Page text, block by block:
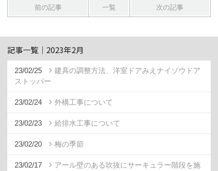
前の記事 一覧 次の記事
記事一覧｜2023年2月
23/02/25
建具の調整方法、洋室ドアみえナイゾウドア
ストッパー
23/02/24 外構工事について
23/02/23 給排水工事について
23/02/20 梅の季節
23/02/17
アール壁のある吹抜にサーキュラー階段を施